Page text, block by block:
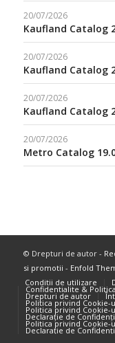
20/07/2026
Kaufland Catalog
20/07/2026
Kaufland Catalog
20/07/2026
Kaufland Catalog
20/07/2026
Metro Catalog
© Drepturi de autor -
si promotii - Enfold
Conditii de utilizare
Confidentialite &
Drepturi de autor
Politica privind Cookie-
Politica privind Cookie-
Declarație de
Politica privind Cookie-
Declarație de